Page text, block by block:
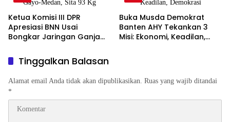
Ketua Komisi III DPR
Apresiasi BNN Usai
Bongkar Jaringan Ganja
Buka Musda Demokrat
Banten AHY Tekankan 3
Misi: Ekonomi, Keadilan,
Tinggalkan Balasan
Alamat email Anda tidak akan dipublikasikan. Ruas yang wajib ditandai
*